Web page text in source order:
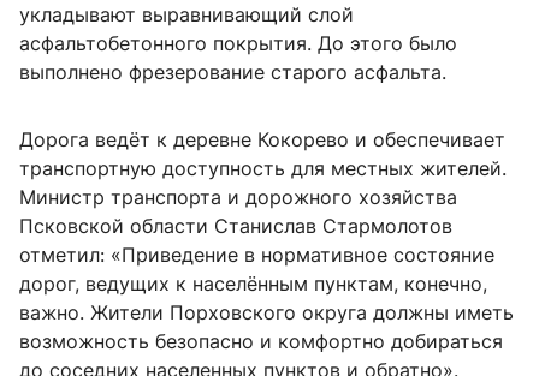
укладывают выравнивающий слой
асфальтобетонного покрытия. До этого было
выполнено фрезерование старого асфальта.
Дорога ведёт к деревне Кокорево и обеспечивает
транспортную доступность для местных жителей.
Министр транспорта и дорожного хозяйства
Псковской области Станислав Стармолотов
отметил: «Приведение в нормативное состояние
дорог, ведущих к населённым пунктам, конечно,
важно. Жители Порховского округа должны иметь
возможность безопасно и комфортно добираться
до соседних населенных пунктов и обратно».